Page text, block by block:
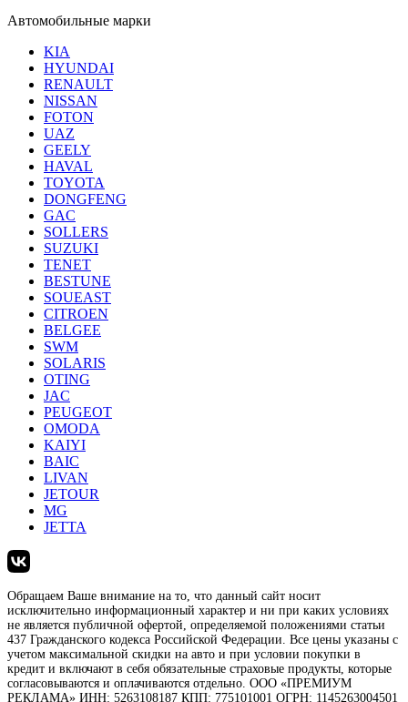
Автомобильные марки
KIA
HYUNDAI
RENAULT
NISSAN
FOTON
UAZ
GEELY
HAVAL
TOYOTA
DONGFENG
GAC
SOLLERS
SUZUKI
TENET
BESTUNE
SOUEAST
CITROEN
BELGEE
SWM
SOLARIS
OTING
JAC
PEUGEOT
OMODA
KAIYI
BAIC
LIVAN
JETOUR
MG
JETTA
Обращаем Ваше внимание на то, что данный сайт носит
исключительно информационный характер и ни при каких условиях
не является публичной офертой, определяемой положениями статьи
437 Гражданского кодекса Российской Федерации. Все цены указаны с
учетом максимальной скидки на авто и при условии покупки в
кредит и включают в себя обязательные страховые продукты, которые
согласовываются и оплачиваются отдельно. ООО «ПРЕМИУМ
РЕКЛАМА» ИНН: 5263108187 КПП: 775101001 ОГРН: 1145263004501